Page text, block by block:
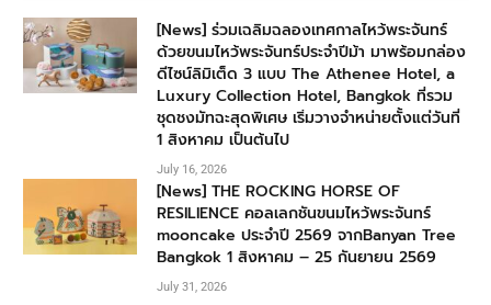
[News] ร่วมเฉลิมฉลองเทศกาลไหว้พระจันทร์
ด้วยขนมไหว้พระจันทร์ประจำปีม้า มาพร้อมกล่อง
ดีไซน์ลิมิเต็ด 3 แบบ The Athenee Hotel, a
Luxury Collection Hotel, Bangkok ที่รวม
ชุดชงมัทฉะสุดพิเศษ เริ่มวางจำหน่ายตั้งแต่วันที่
1 สิงหาคม เป็นต้นไป
July 16, 2026
[News] THE ROCKING HORSE OF
RESILIENCE คอลเลกชันขนมไหว้พระจันทร์
mooncake ประจำปี 2569 จากBanyan Tree
Bangkok 1 สิงหาคม – 25 กันยายน 2569
July 31, 2026